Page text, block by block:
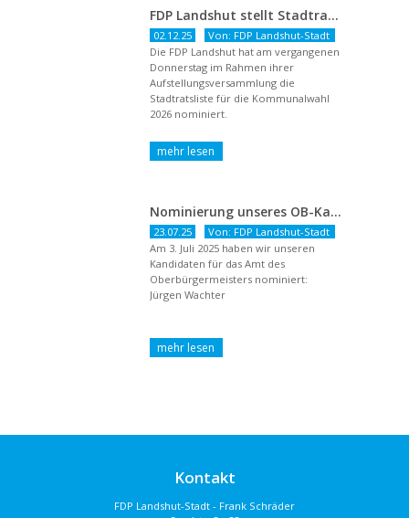
FDP Landshut stellt Stadtratsliste für 2026 auf – OB-Kandidat Jürgen Wachter betont Gestaltungsanspruch und liberale Zukunftsvision
02.12.25
Von: FDP Landshut-Stadt
Die FDP Landshut hat am vergangenen
Donnerstag im Rahmen ihrer
Aufstellungsversammlung die
Stadtratsliste für die Kommunalwahl
2026 nominiert.
Nominierung unseres OB-Kandidaten
23.07.25
Von: FDP Landshut-Stadt
Am 3. Juli 2025 haben wir unseren
Kandidaten für das Amt des
Oberbürgermeisters nominiert:
Jürgen Wachter
Kontakt
FDP Landshut-Stadt - Frank Schräder